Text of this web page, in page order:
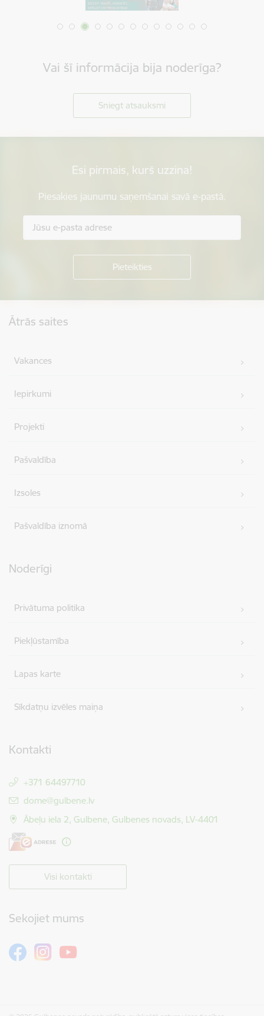
Vai šī informācija bija noderīga?
Sniegt atsauksmi
Esi pirmais, kurš uzzina!
Piesakies jaunumu saņemšanai savā e-pastā.
Ātrās saites
Vakances
Iepirkumi
Projekti
Pašvaldība
Izsoles
Pašvaldība iznomā
Noderīgi
Privātuma politika
Piekļūstamība
Lapas karte
Sīkdatņu izvēles maiņa
Kontakti
+371 64497710
E-pasts:
dome@gulbene.lv
Ābeļu iela 2, Gulbene, Gulbenes novads, LV-4401
Visi kontakti
Sekojiet mums